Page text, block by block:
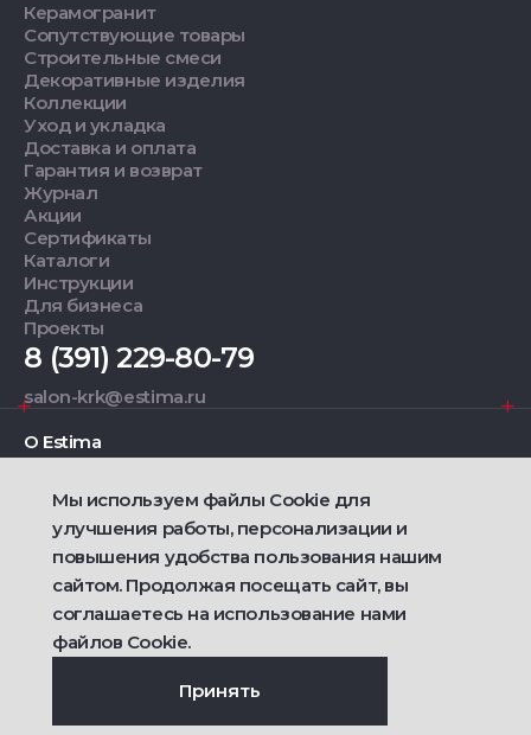
Керамогранит
Сопутствующие товары
Строительные смеси
Декоративные изделия
Коллекции
Уход и укладка
Доставка и оплата
Гарантия и возврат
Журнал
Акции
Сертификаты
Каталоги
Инструкции
Для бизнеса
Проекты
8 (391) 229-80-79
salon-krk@estima.ru
О Estima
Дизайнерам
Фирменные салоны
2021 — 2026 © Estima
Политика конфиденциальности
Ametist IT
Мы используем файлы Cookie для
улучшения работы, персонализации и
повышения удобства пользования нашим
сайтом. Продолжая посещать сайт, вы
соглашаетесь на использование нами
файлов Cookie.
Принять